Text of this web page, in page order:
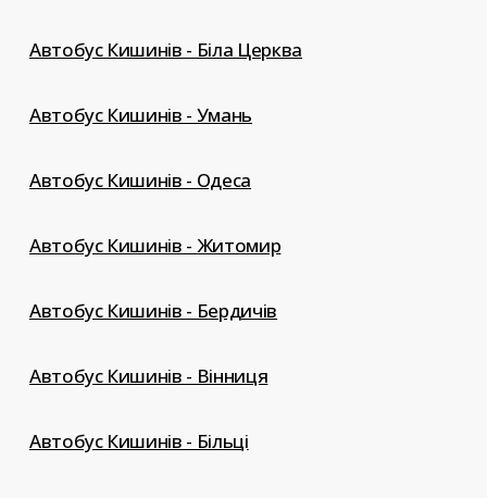
Автобус Кишинів - Біла Церква
Автобус Кишинів - Умань
Автобус Кишинів - Одеса
Автобус Кишинів - Житомир
Автобус Кишинів - Бердичів
Автобус Кишинів - Вінниця
Автобус Кишинів - Більці